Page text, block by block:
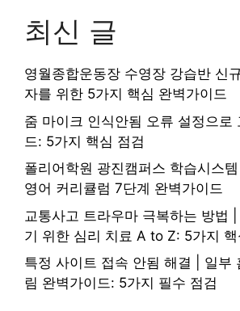
최신 글
영월종합운동장 수영장 강습반 신
자를 위한 5가지 핵심 완벽가이드
줌 마이크 인식안됨 오류 설정으로
드: 5가지 핵심 점검
폴리어학원 광진캠퍼스 학습시스
영어 커리큘럼 7단계 완벽가이드
교통사고 트라우마 극복하는 방법
기 위한 심리 치료 A to Z: 5가지 핵
특정 사이트 접속 안됨 해결 | 일부
림 완벽가이드: 5가지 필수 점검